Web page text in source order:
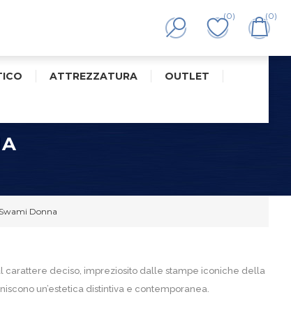
(0) (0)
ATTREZZATURA OUTLET
Donna
carattere deciso, impreziosito dalle stampe iconiche della
un’estetica distintiva e contemporanea.